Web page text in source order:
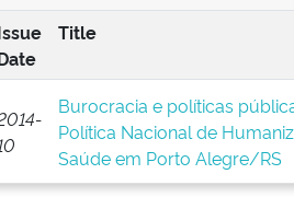
Title
Burocracia e políticas
Política Nacional de
Saúde em Porto Alegre/RS